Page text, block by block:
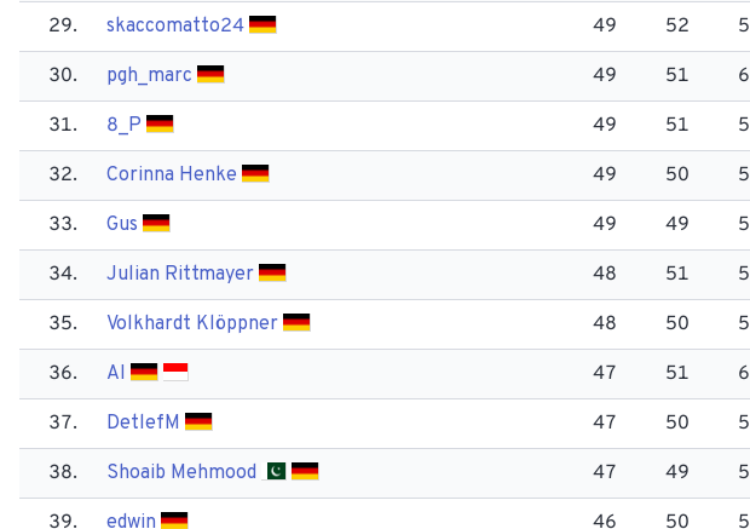
29. skaccomatto24 49 52
30. pgh_marc 49 51
31. 8_P 49 51
32. Corinna Henke 49 50
33. Gus 49 49
34. Julian Rittmayer 48 51
35. Volkhardt Klöppner 48 50
36. AI 47 51
37. Detlef​M 47 50
38. Shoaib Mehmood 47 49
39. edwin 46 50